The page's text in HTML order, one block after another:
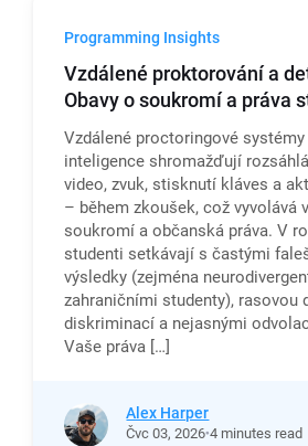
Programming Insights
Vzdálené proktorování a
Obavy o soukromí a práva
Vzdálené proctoringové
inteligence shromažďují
video, zvuk, stisknutí kláves a
– během zkoušek, což vyvolává
soukromí a občanská práva. V
studenti setkávají s častými
výsledky (zejména
zahraničními studenty), rasovou
diskriminací a nejasnými
Vaše práva […]
Alex Harper
Čvc 03,2026 4 minutes read